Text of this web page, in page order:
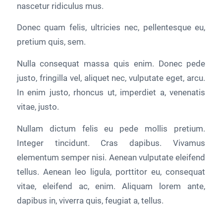
nascetur ridiculus mus.
Donec quam felis, ultricies nec, pellentesque eu,
pretium quis, sem.
Nulla consequat massa quis enim. Donec pede
justo, fringilla vel, aliquet nec, vulputate eget, arcu.
In enim justo, rhoncus ut, imperdiet a, venenatis
vitae, justo.
Nullam dictum felis eu pede mollis pretium.
Integer tincidunt. Cras dapibus. Vivamus
elementum semper nisi. Aenean vulputate eleifend
tellus. Aenean leo ligula, porttitor eu, consequat
vitae, eleifend ac, enim. Aliquam lorem ante,
dapibus in, viverra quis, feugiat a, tellus.